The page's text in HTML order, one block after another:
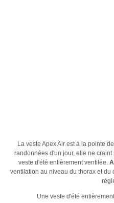
La veste Apex Air est à la pointe
randonnées d'un jour, elle ne
veste d'été entièrement ventilée.
ventilation au niveau du thorax et
Une veste d'été